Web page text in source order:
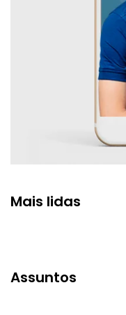
Mais lidas
Assuntos